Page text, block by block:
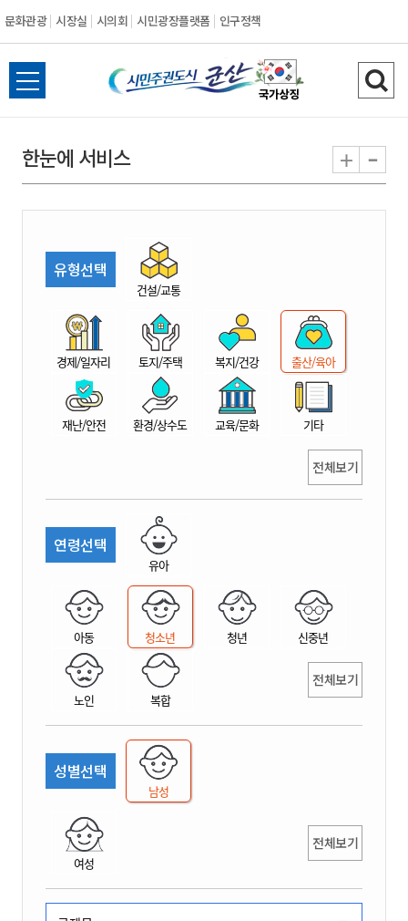
문화관광 시장실 시의회 시민광장플랫폼 인구정책
시
민
권
시
산
전
체
뉴
열
검
색
기
한눈에 서비스 + -
유형선택
건설/교통
경제/일자리 토지/주택 복지/건강 출산/육아
재난/안전 환경/상수도 교육/문화 기타
전체보기
연령선택
유아
아동 청소년 청년 신중년
노인 복합
전체보기
성별선택
남성
여성
전체보기